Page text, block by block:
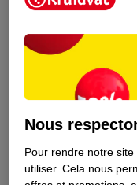
Nous
Pour rendre notre
utiliser. Cela nous